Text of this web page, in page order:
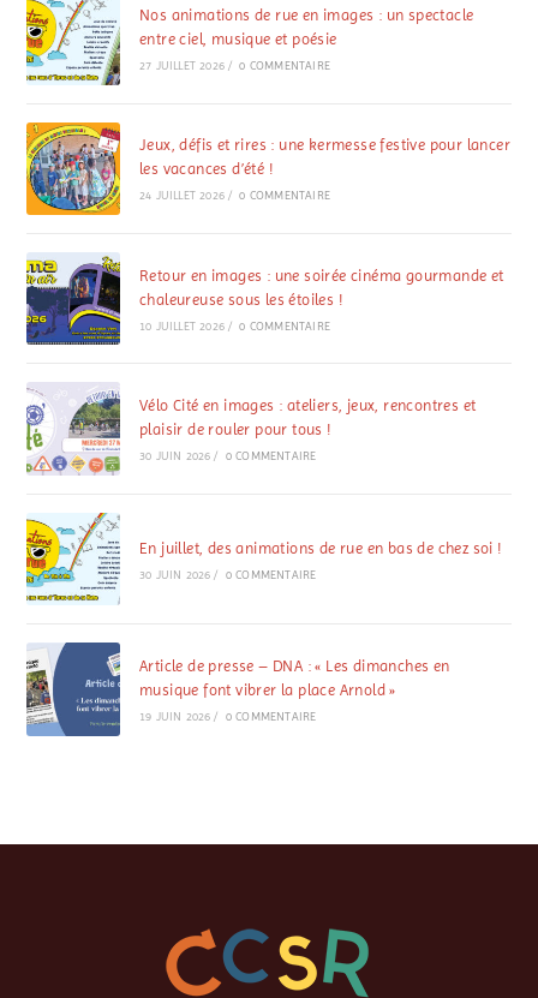
Nos animations de rue en images : un spectacle
entre ciel, musique et poésie
27 JUILLET 2026 / 0 COMMENTAIRE
Jeux, défis et rires : une kermesse festive pour lancer
les vacances d’été !
24 JUILLET 2026 / 0 COMMENTAIRE
Retour en images : une soirée cinéma gourmande et
chaleureuse sous les étoiles !
10 JUILLET 2026 / 0 COMMENTAIRE
Vélo Cité en images : ateliers, jeux, rencontres et
plaisir de rouler pour tous !
30 JUIN 2026 / 0 COMMENTAIRE
En juillet, des animations de rue en bas de chez soi !
30 JUIN 2026 / 0 COMMENTAIRE
Article de presse – DNA : « Les dimanches en
musique font vibrer la place Arnold »
19 JUIN 2026 / 0 COMMENTAIRE